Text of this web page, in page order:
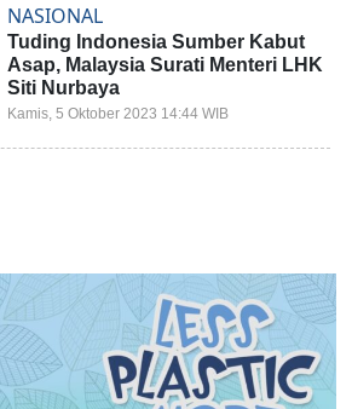
NASIONAL
Tuding Indonesia Sumber Kabut
Asap, Malaysia Surati Menteri LHK
Siti Nurbaya
Kamis, 5 Oktober 2023 14:44 WIB